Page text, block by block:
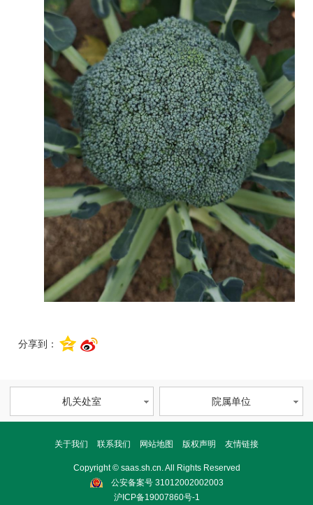
分享到：
机关处室 院属单位
关于我们 联系我们 网站地图 版权声明 友情链接
Copyright © saas.sh.cn. All Rights Reserved
公安备案号 31012002002003
沪ICP备19007860号-1